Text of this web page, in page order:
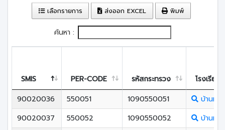
เลือกรายการ ส่งออก EXCEL พิมพ์
ค้นหา :
SMIS PER-CODE รหัสกระทรวง
โรงเรียน
90020036
550051 1090550051
บ้านทุ่ง
90020037
550052 1090550052
บ้านหน